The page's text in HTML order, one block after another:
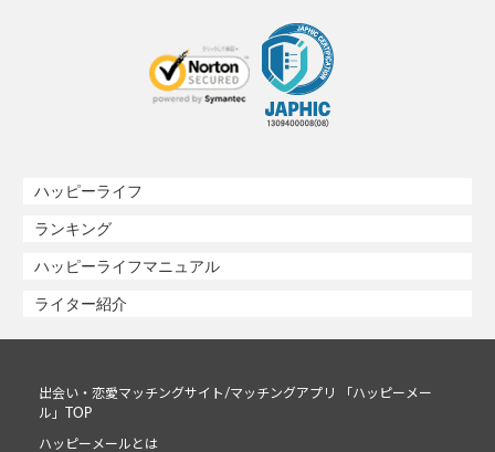
ハッピーライフ
ランキング
ハッピーライフマニュアル
ライター紹介
出会い・恋愛マッチングサイト/マッチングアプリ 「ハッピーメー
ル」TOP
ハッピーメールとは